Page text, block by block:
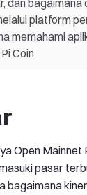
dan bagaimana
platform
memahami
Coin.
Open Mainnet
pasar
bagaimana